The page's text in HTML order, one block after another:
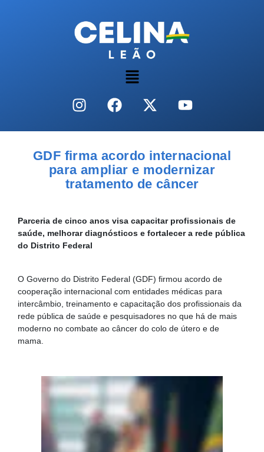
GDF firma acordo internacional
para ampliar e modernizar
tratamento de câncer
Parceria de cinco anos visa capacitar profissionais de
saúde, melhorar diagnósticos e fortalecer a rede pública
do Distrito Federal
O Governo do Distrito Federal (GDF) firmou acordo de
cooperação internacional com entidades médicas para
intercâmbio, treinamento e capacitação dos profissionais da
rede pública de saúde e pesquisadores no que há de mais
moderno no combate ao câncer do colo de útero e de
mama.